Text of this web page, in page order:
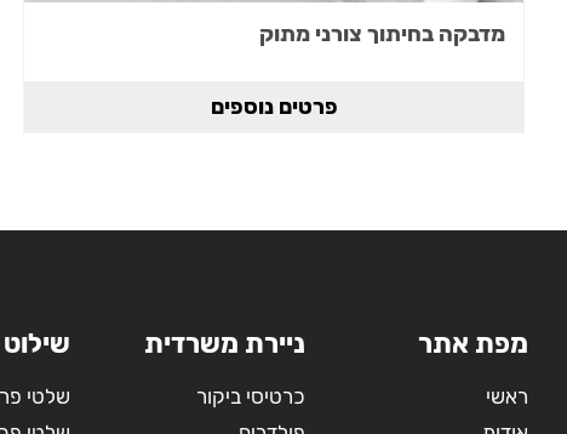
מדבקה בחיתוך צורני מתוק
פרטים נוספים
מפת אתר
ראשי
ניירת משרדית
כרטיסי ביקור
שלטי